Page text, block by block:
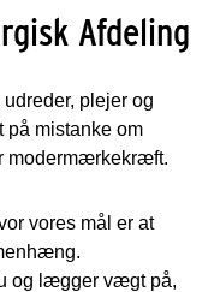
Afdeling
plejer og
på mistanke om
modermærkekræft.
vores mål er at
og lægger vægt på,